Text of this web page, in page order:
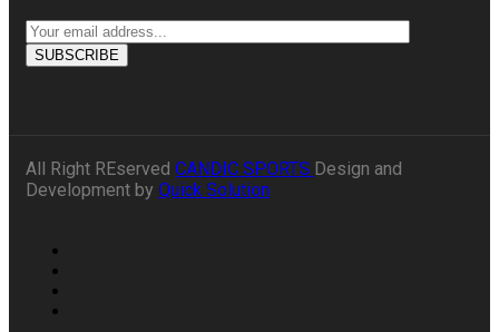
All Right REserved CANDIC SPORTS Design and
Development by Quick Solution